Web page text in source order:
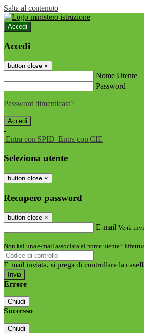
Salta al contenuto
Accedi
Accedi
button close ×
Nome Utente
Password
Password dimenticata?
-
Entra con SPID Entra con CIE
Seleziona utente
button close ×
Recupero password
button close ×
E-mail Verrà
Non hai una e-mail associata al nome utente?
E-mail inviata, si prega di controllare la
Errore
Chiudi
Successo
Chiudi